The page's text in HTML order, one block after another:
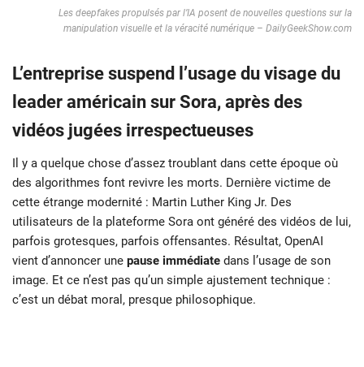
Les deepfakes propulsés par l’IA posent de nouvelles questions sur la
manipulation visuelle et la véracité numérique – DailyGeekShow.com
L’entreprise suspend l’usage du visage du
leader américain sur Sora, après des
vidéos jugées irrespectueuses
Il y a quelque chose d’assez troublant dans cette époque où
des algorithmes font revivre les morts. Dernière victime de
cette étrange modernité : Martin Luther King Jr. Des
utilisateurs de la plateforme Sora ont généré des vidéos de lui,
parfois grotesques, parfois offensantes. Résultat, OpenAI
vient d’annoncer une pause immédiate dans l’usage de son
image. Et ce n’est pas qu’un simple ajustement technique :
c’est un débat moral, presque philosophique.